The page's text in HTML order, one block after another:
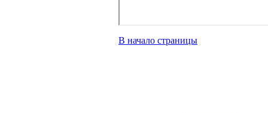
В начало страницы